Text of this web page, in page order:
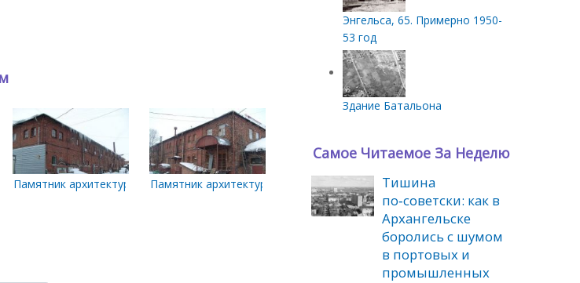
от ул. Суворова
Памятник архитектуры. Казенные винные склады. Хранилище большое
Памятник архитектуры. Казенные винные склады. Хранилище малое
Энгельса, 65. Примерно 1950-
53 год
Здание Батальона
Самое Читаемое За Неделю
Тишина
по‑советски: как в
Архангельске
боролись с шумом
в портовых и
промышленных